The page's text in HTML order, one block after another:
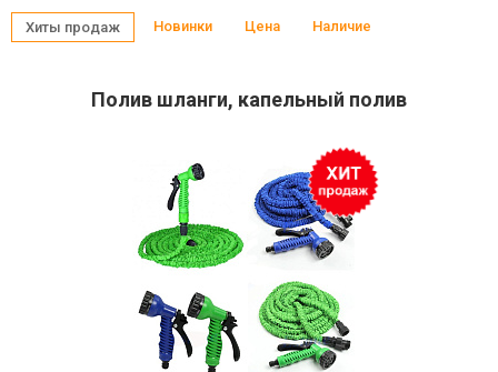
Хиты продаж Новинки Цена Наличие
Полив шланги, капельный полив